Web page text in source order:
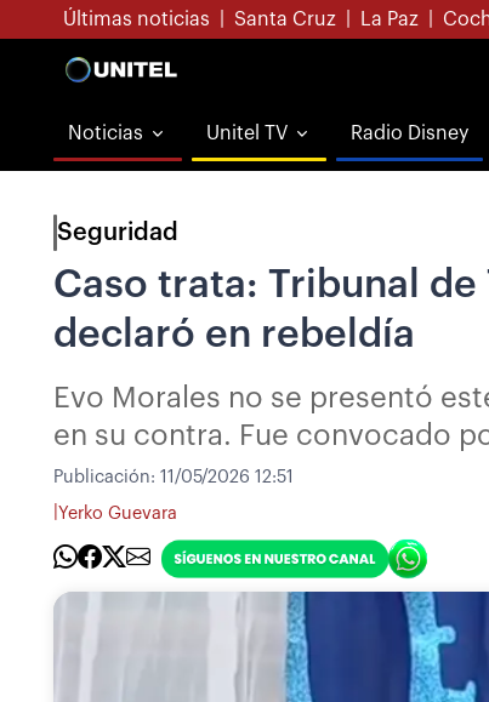
Últimas noticias Santa Cruz La Paz
Noticias Unitel TV Radio Disney
Seguridad
Caso trata: Tribunal
declaró en rebeldía
Evo Morales no se presentó
en su contra. Fue convocado
Publicación: 11/05/2026 12:51
Yerko Guevara